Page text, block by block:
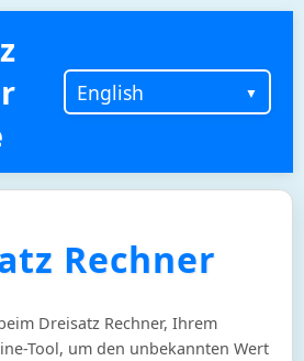
Rechner
Dreisatz Rechner, Ihrem
Tool, um den unbekannten Wert